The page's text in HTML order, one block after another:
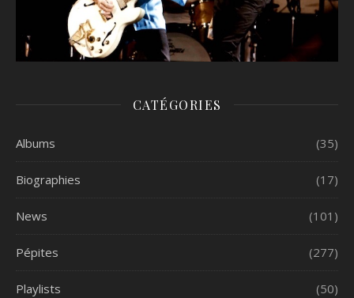
CATÉGORIES
Albums (35)
Biographies (17)
News (101)
Pépites (277)
Playlists (50)